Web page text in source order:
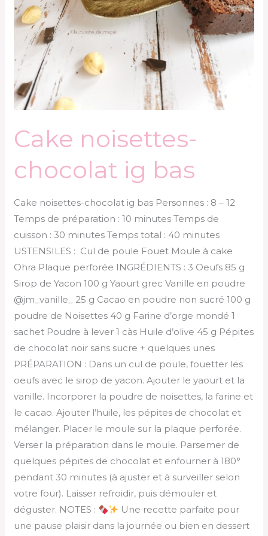
Cake noisettes-
chocolat ig bas
Cake noisettes-chocolat ig bas Personnes : 8 – 12
Temps de préparation : 10 minutes Temps de
cuisson : 30 minutes Temps total : 40 minutes
USTENSILES : Cul de poule Fouet Moule à cake
Ohra Plaque perforée INGRÉDIENTS : 3 Oeufs 85 g
Sirop de Yacon 100 g Yaourt grec Vanille en poudre
@jm_vanille_ 25 g Cacao en poudre non sucré 100 g
poudre de Noisettes 40 g Farine d’orge mondé 1
sachet Poudre à lever 1 càs Huile d’olive 45 g Pépites
de chocolat noir sans sucre + quelques unes
PRÉPARATION : Dans un cul de poule, fouetter les
oeufs avec le sirop de yacon. Ajouter le yaourt et la
vanille. Incorporer la poudre de noisettes, la farine et
le cacao. Ajouter l’huile, les pépites de chocolat et
mélanger. Placer le moule sur la plaque perforée.
Verser la préparation dans le moule. Parsemer de
quelques pépites de chocolat et enfourner à 180°
pendant 30 minutes (à ajuster et à surveiller selon
votre four). Laisser refroidir, puis démouler et
déguster. NOTES :
Une recette parfaite pour
une pause plaisir dans la journée ou bien en dessert